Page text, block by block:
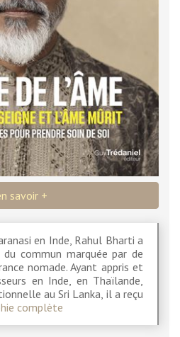
savoir +
en Inde, Rahul Bharti a
commun marquée par de
nomade. Ayant appris et
en Inde, en Thaïlande,
au Sri Lanka, il a reçu
complète